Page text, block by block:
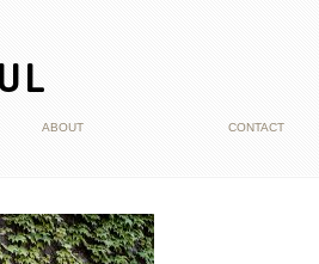
ABOUT CONTACT